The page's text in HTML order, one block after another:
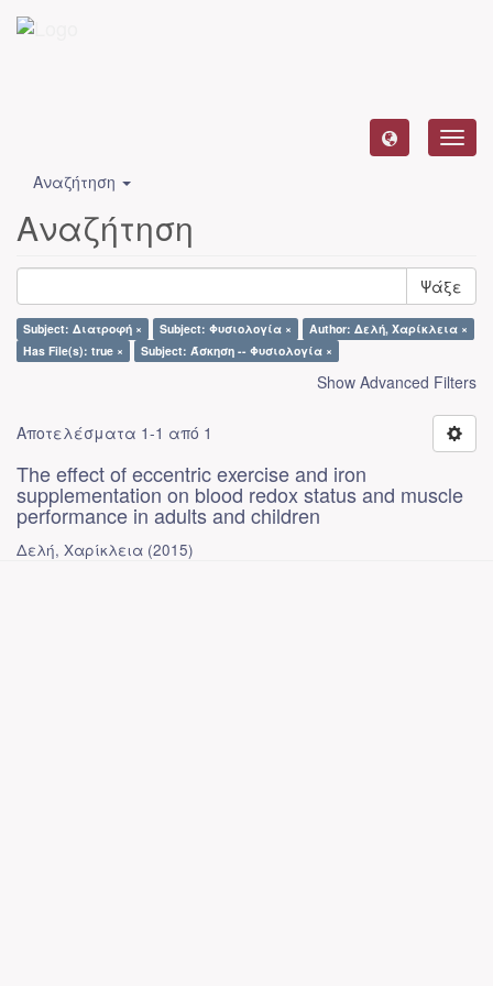
Αναζήτηση
Αναζήτηση
Ψάξε
Subject: Διατροφή × Subject: Φυσιολογία ×
Author: Δελή, Χαρίκλεια ×
Has File(s): true ×
Subject: Άσκηση -- Φυσιολογία ×
Show Advanced Filters
Αποτελέσματα 1-1 από 1
The effect of eccentric exercise and iron
supplementation on blood redox status and muscle
performance in adults and children
Δελή, Χαρίκλεια (2015)